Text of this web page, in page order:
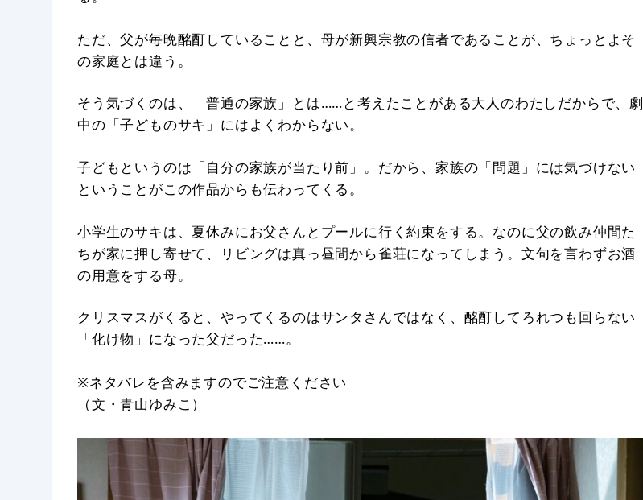
ただ、父が毎晩酩酊していることと、母が新興宗教の信者であることが、ちょっとよそ
の家庭とは違う。
そう気づくのは、「普通の家族」とは……と考えたことがある大人のわたしだからで、劇
中の「子どものサキ」にはよくわからない。
子どもというのは「自分の家族が当たり前」。だから、家族の「問題」には気づけない
ということがこの作品からも伝わってくる。
小学生のサキは、夏休みにお父さんとプールに行く約束をする。なのに父の飲み仲間た
ちが家に押し寄せて、リビングは真っ昼間から雀荘になってしまう。文句を言わずお酒
の用意をする母。
クリスマスがくると、やってくるのはサンタさんではなく、酩酊してろれつも回らない
「化け物」になった父だった……。
※ネタバレを含みますのでご注意ください
（文・青山ゆみこ）